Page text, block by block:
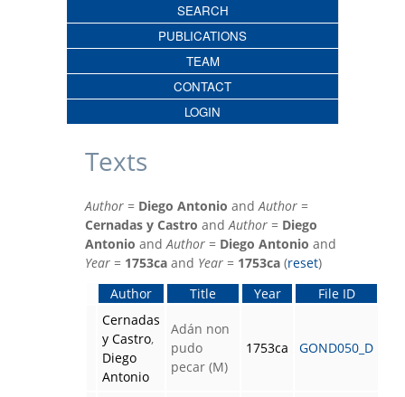
SEARCH
PUBLICATIONS
TEAM
CONTACT
LOGIN
Texts
Author = Diego Antonio andAuthor =
Cernadas y Castro andAuthor = Diego
Antonio andAuthor = Diego Antonio and
Year = 1753ca and Year = 1753ca (reset)
Author
Title Year
File ID
Cernadas
y Castro,
Diego
Antonio
Adán non
pudo
pecar (M)
1753ca GOND050_D